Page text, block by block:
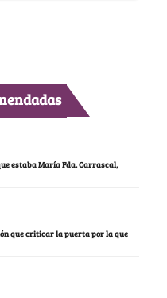
estaba María Fda. Carrascal,
que criticar la puerta por la que